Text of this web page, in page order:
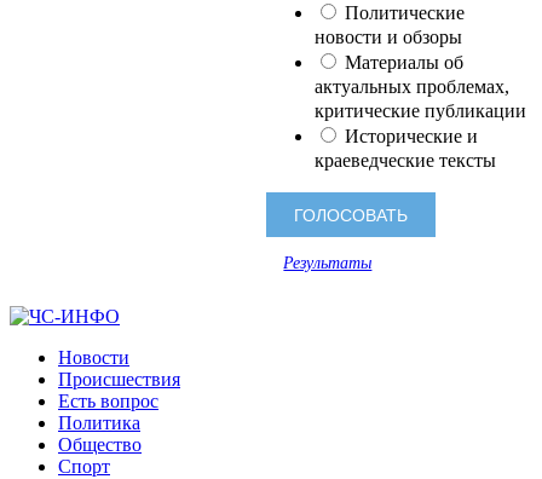
Политические
новости и обзоры
Материалы об
актуальных проблемах,
критические публикации
Исторические и
краеведческие тексты
Результаты
Новости
Происшествия
Есть вопрос
Политика
Общество
Спорт